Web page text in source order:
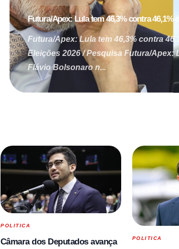
Futura/Apex: Lula tem 46,3% contra 46,1%
Futura/Apex: Lula tem 46,3% contra
Eleições 2026 / Pesquisa Futura/Apex:
Flávio Bolsonaro n...
POLITICA
Câmara dos Deputados avança
POLITICA